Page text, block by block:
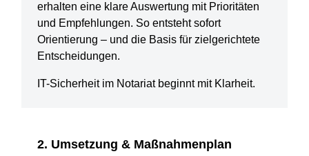
erhalten eine klare Auswertung mit Prioritäten
und Empfehlungen. So entsteht sofort
Orientierung – und die Basis für zielgerichtete
Entscheidungen.
IT-Sicherheit im Notariat beginnt mit Klarheit.
2. Umsetzung & Maßnahmenplan